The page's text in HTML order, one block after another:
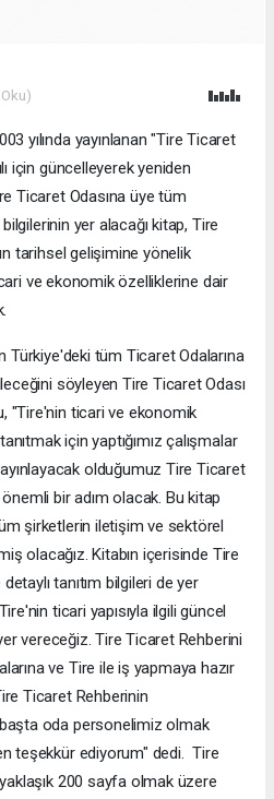
yılında yayınlanan "Tire Ticaret
için güncelleyerek yeniden
Ticaret Odasına üye tüm
yer alacağı kitap, Tire
tarihsel gelişimine yönelik
ve ekonomik özelliklerine dair
Türkiye'deki tüm Ticaret Odalarına
söyleyen Tire Ticaret Odası
"Tire'nin ticari ve ekonomik
için yaptığımız çalışmalar
olduğumuz Tire Ticaret
bir adım olacak. Bu kitap
şirketlerin iletişim ve sektörel
olacağız. Kitabın içerisinde Tire
tanıtım bilgileri de yer
ticari yapısıyla ilgili güncel
vereceğiz. Tire Ticaret Rehberini
ve Tire ile iş yapmaya hazır
Ticaret Rehberinin
başta oda personelimiz olmak
teşekkür ediyorum" dedi. Tire
200 sayfa olmak üzere